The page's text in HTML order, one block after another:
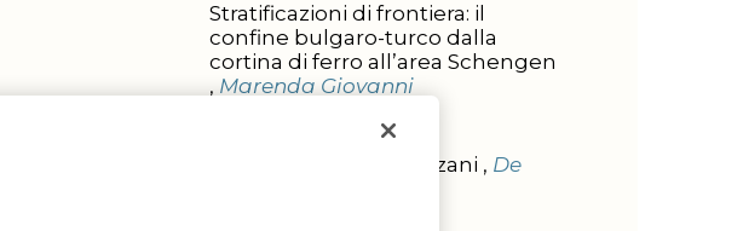
Stratificazioni di frontiera: il
confine bulgaro-turco dalla
cortina di ferro all’area Schengen
, Marenda Giovanni
Intervista a Ada Cavazzani , De